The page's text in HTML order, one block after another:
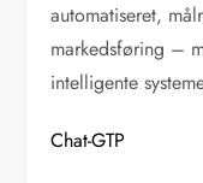
automatiseret,
markedsføring –
intelligente
Chat-GTP